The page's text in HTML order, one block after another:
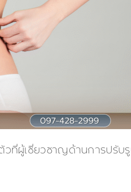
ผู้เชี่ยวชาญด้านการปรับรู